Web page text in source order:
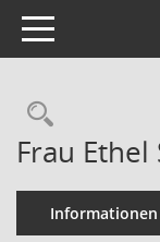
Toggle navigation
Frau
Informationen